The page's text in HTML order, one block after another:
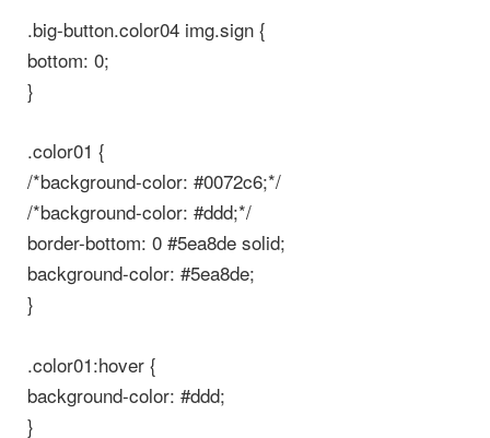
.big-button.color04 img.sign {
bottom: 0;
}
.color01 {
/*background-color: #0072c6;*/
/*background-color: #ddd;*/
border-bottom: 0 #5ea8de solid;
background-color: #5ea8de;
}
.color01:hover {
background-color: #ddd;
}